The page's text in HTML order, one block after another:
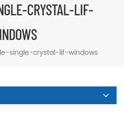
CRYSTAL-LIF-
single-crystal-lif-windows